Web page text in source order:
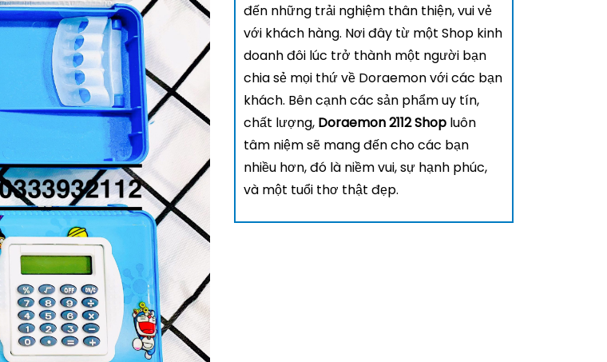
đến những trải nghiệm thân thiện, vui vẻ
với khách hàng. Nơi đây từ một Shop kinh
doanh đôi lúc trở thành một người bạn
chia sẻ mọi thứ về Doraemon với các bạn
khách. Bên cạnh các sản phẩm uy tín,
chất lượng, Doraemon 2112 Shop luôn
tâm niệm sẽ mang đến cho các bạn
nhiều hơn, đó là niềm vui, sự hạnh phúc,
và một tuổi thơ thật đẹp.